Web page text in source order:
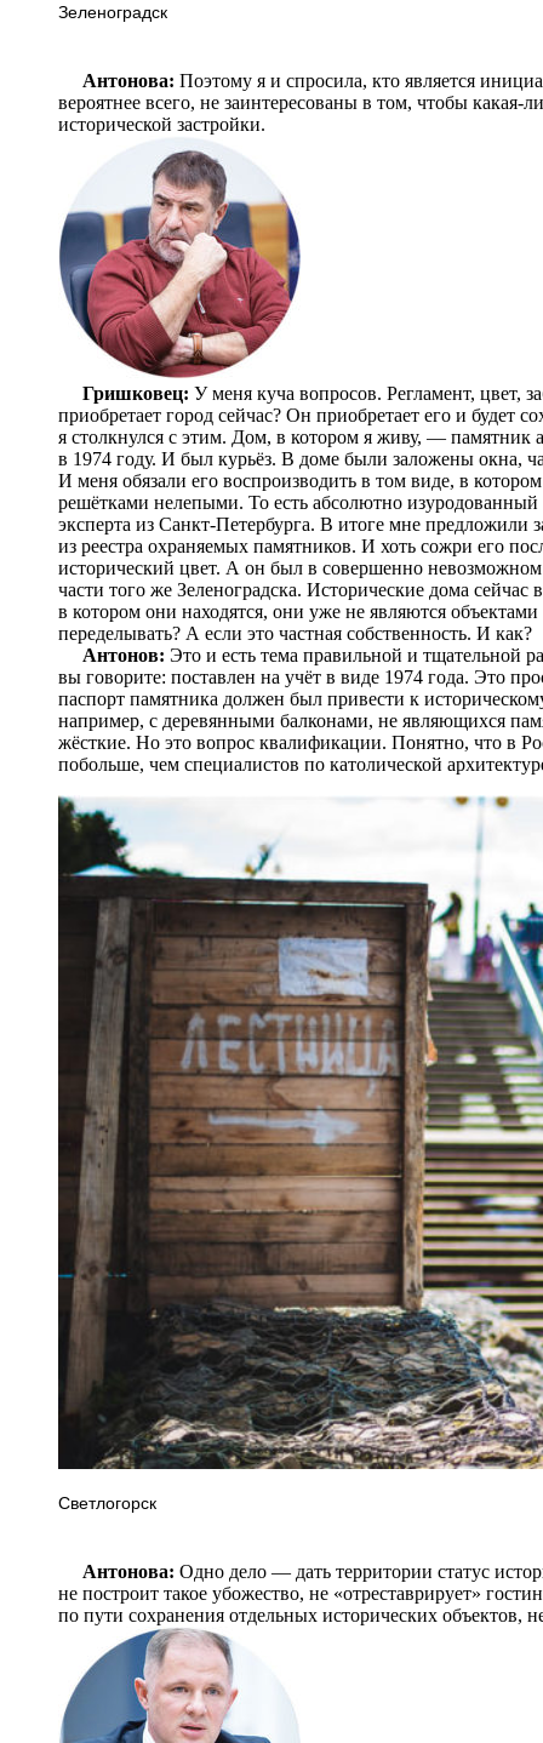
Зеленоградск
Антонова: Поэтому я и спросила, кто является
вероятнее всего, не заинтересованы в том, чтобы какая-
исторической застройки.
Гришковец: У меня куча вопросов. Регламент, цвет,
приобретает город сейчас? Он приобретает его и будет
я столкнулся с этим. Дом, в котором я живу, — памятник
в 1974 году. И был курьёз. В доме были заложены окна,
И меня обязали его воспроизводить в том виде, в
решётками нелепыми. То есть абсолютно
эксперта из Санкт-Петербурга. В итоге мне предложили
из реестра охраняемых памятников. И хоть сожри его
исторический цвет. А он был в совершенно
части того же Зеленоградска. Исторические дома
в котором они находятся, они уже не являются
переделывать? А если это частная собственность. И как?
Антонов: Это и есть тема правильной и тщательной
вы говорите: поставлен на учёт в виде 1974 года. Это
паспорт памятника должен был привести к
например, с деревянными балконами, не являющихся
жёсткие. Но это вопрос квалификации. Понятно, что в
побольше, чем специалистов по католической
Светлогорск
Антонова: Одно дело — дать территории статус
не построит такое убожество, не «отреставрирует»
по пути сохранения отдельных исторических объектов,